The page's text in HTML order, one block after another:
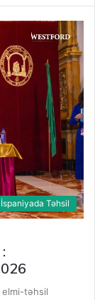
İspaniyada Təhsil
elmi-təhsil